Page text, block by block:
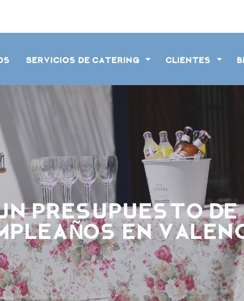
Servicios de catering Clientes
presupuesto
en